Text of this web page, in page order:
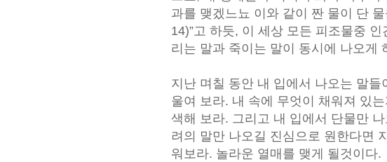
과를 맺겠느뇨 이와 같이 짠 물이 단
14)”고 하듯, 이 세상 모든 피조물중
리는 말과 죽이는 말이 동시에 나오게
지난 며칠 동안 내 입에서 나오는 말들
울여 보라. 내 속에 무엇이 채워져 있
색해 보라. 그리고 내 입에서 단물만
려의 말만 나오길 진심으로 원한다면
워보라. 놀라운 열매를 맺게 될것이다.